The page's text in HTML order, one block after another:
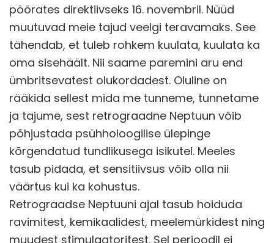
pöörates direktiivseks 16. novembril. Nüüd
muutuvad meie tajud veelgi teravamaks. See
tähendab, et tuleb rohkem kuulata, kuulata ka
oma sisehäält. Nii saame paremini aru end
ümbritsevatest olukordadest. Oluline on
rääkida sellest mida me tunneme, tunnetame
ja tajume, sest retrograadne Neptuun võib
põhjustada psühholoogilise ülepinge
kõrgendatud tundlikusega isikutel. Meeles
tasub pidada, et sensitiivsus võib olla nii
väärtus kui ka kohustus.
Retrograadse Neptuuni ajal tasub hoiduda
ravimitest, kemikaalidest, meelemürkidest ning
muudest stimulaatoritest. Sel perioodil ei